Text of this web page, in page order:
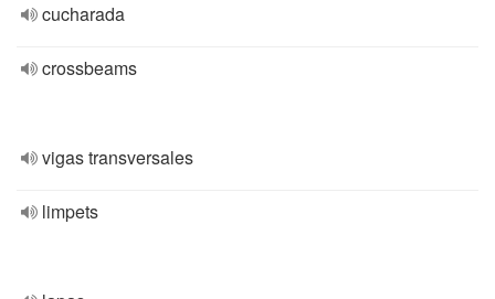
cucharada
crossbeams
vigas transversales
limpets